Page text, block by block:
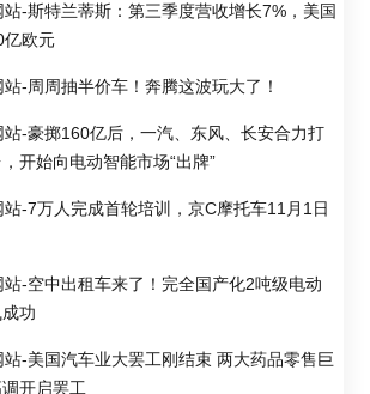
-斯特兰蒂斯：第三季度营收增长7%，美国
亿欧元
-周周抽半价车！奔腾这波玩大了！
-豪掷160亿后，一汽、东风、长安合力打
开始向电动智能市场“出牌”
-7万人完成首轮培训，京C摩托车11月1日
-空中出租车来了！完全国产化2吨级电动
功
-美国汽车业大罢工刚结束 两大药品零售巨
开启罢工